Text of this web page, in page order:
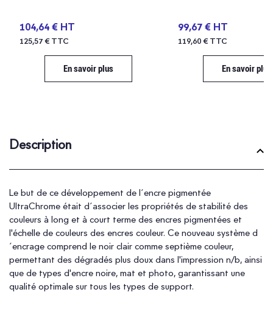
104,64 € HT
125,57 € TTC
En savoir plus
99,67 € HT
119,60 € TTC
En savoir plus
Description
Le but de ce développement de l´encre pigmentée
UltraChrome était d´associer les propriétés de stabilité des
couleurs à long et à court terme des encres pigmentées et
l'échelle de couleurs des encres couleur. Ce nouveau système d
´encrage comprend le noir clair comme septième couleur,
permettant des dégradés plus doux dans l'impression n/b, ainsi
que de types d'encre noire, mat et photo, garantissant une
qualité optimale sur tous les types de support.